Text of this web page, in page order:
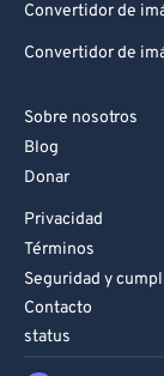
Convertidor de
Convertidor de
Sobre nosotros
Blog
Donar
Privacidad
Términos
Seguridad y
Contacto
status